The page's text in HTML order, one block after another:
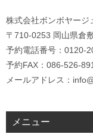
株式会社ボンボヤージ
〒710-0253 岡山県倉
予約電話番号：0120-
予約FAX：086-526-
メールアドレス：
メニュー